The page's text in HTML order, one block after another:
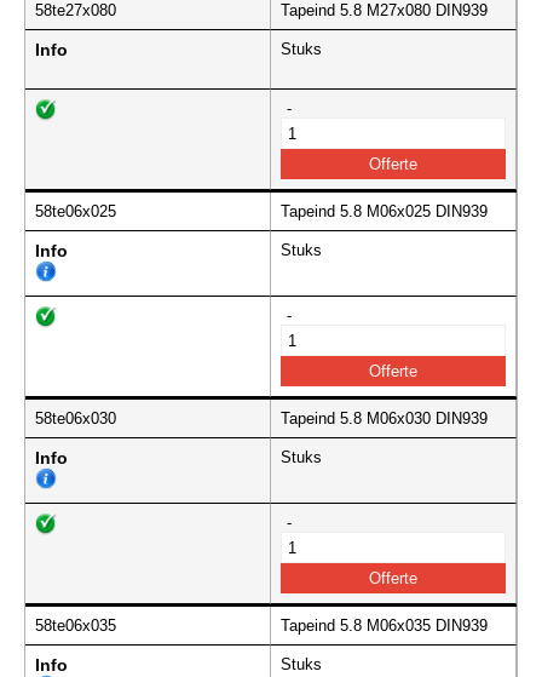
58te27x080 Tapeind 5.8 M27x080 DIN939
Info Stuks
-
58te06x025 Tapeind 5.8 M06x025 DIN939
Info Stuks
-
58te06x030 Tapeind 5.8 M06x030 DIN939
Info Stuks
-
58te06x035 Tapeind 5.8 M06x035 DIN939
Info Stuks